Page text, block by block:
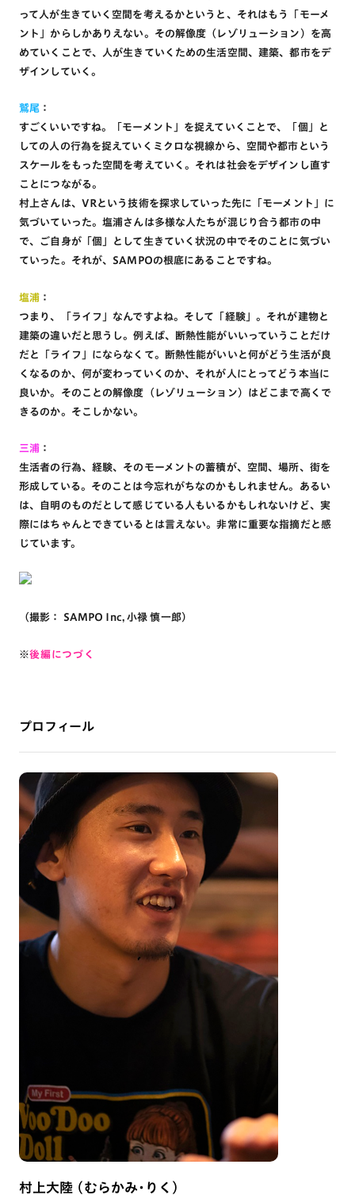
って人が生きていく空間を考えるかというと、それはもう「モーメ
ント」からしかありえない。その解像度（レゾリューション）を高
めていくことで、人が生きていくための生活空間、建築、都市をデ
ザインしていく。
鷲尾 ：
すごくいいですね。「モーメント」を捉えていくことで、「個」と
しての人の行為を捉えていくミクロな視線から、空間や都市という
スケールをもった空間を考えていく。それは社会をデザインし直す
ことにつながる。
村上さんは、VRという技術を探求していった先に「モーメント」に
気づいていった。塩浦さんは多様な人たちが混じり合う都市の中
で、ご自身が「個」として生きていく状況の中でそのことに気づい
ていった。それが、SAMPOの根底にあることですね。
塩浦 ：
つまり、「ライフ」なんですよね。そして「経験」。それが建物と
建築の違いだと思うし。例えば、断熱性能がいいっていうことだけ
だと「ライフ」にならなくて。断熱性能がいいと何がどう生活が良
くなるのか、何が変わっていくのか、それが人にとってどう本当に
良いか。そのことの解像度（レゾリューション）はどこまで高くで
きるのか。そこしかない。
三浦 ：
生活者の行為、経験、そのモーメントの蓄積が、空間、場所、街を
形成している。そのことは今忘れがちなのかもしれません。あるい
は、自明のものだとして感じている人もいるかもしれないけど、実
際にはちゃんとできているとは言えない。非常に重要な指摘だと感
じています。
（撮影： SAMPO Inc, 小禄 慎一郎）
※後編につづく
プロフィール
村上大陸 （むらかみ・りく）